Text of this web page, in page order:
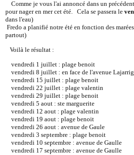
Comme je vous l'ai annoncé dans un
pour nager en mer cet été. Cela se passera le
dans l'eau)
Fredo a planifié notre été en fonction des
partout)
Voilà le résultat :
vendredi 1 juillet : plage benoit
vendredi 8 juillet : en face de l'avenue
vendredi 15 juillet : plage benoit
vendredi 22 juillet : plage valentin
vendredi 29 juillet : plage benoit
vendredi 5 aout : ste marguerite
vendredi 12 aout : plage valentin
vendredi 19 aout : plage benoit
vendredi 26 aout : avenue de Gaule
vendredi 3 septembre : plage benoit
vendredi 10 septembre : avenue de Gaulle
vendredi 17 septembre : avenue de Gaulle